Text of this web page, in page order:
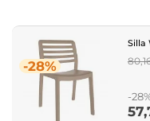
-28%
Silla
-